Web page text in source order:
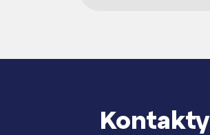
Kontakty